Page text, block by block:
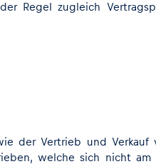
Regel zugleich
der Vertrieb und
welche sich nicht